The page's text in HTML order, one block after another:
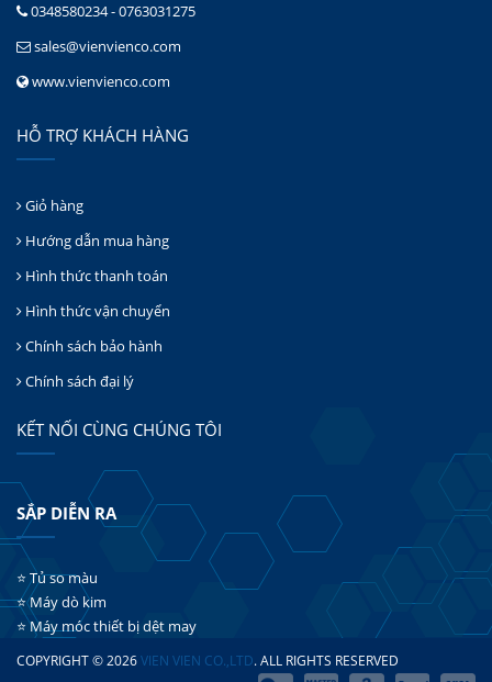
0348580234 - 0763031275
sales@vienvienco.com
www.vienvienco.com
HỖ TRỢ KHÁCH HÀNG
Giỏ hàng
Hướng dẫn mua hàng
Hình thức thanh toán
Hình thức vận chuyển
Chính sách bảo hành
Chính sách đại lý
KẾT NỐI CÙNG CHÚNG TÔI
SẮP DIỄN RA
⭐ Tủ so màu
⭐ Máy dò kim
⭐ Máy móc thiết bị dệt may
COPYRIGHT © 2026VIEN VIEN CO.,LTD. ALL RIGHTS RESERVED